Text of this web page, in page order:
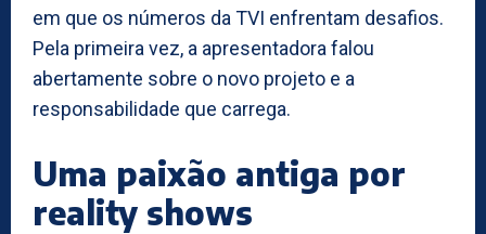
em que os números da TVI enfrentam desafios.
Pela primeira vez, a apresentadora falou
abertamente sobre o novo projeto e a
responsabilidade que carrega.
Uma paixão antiga por
reality shows